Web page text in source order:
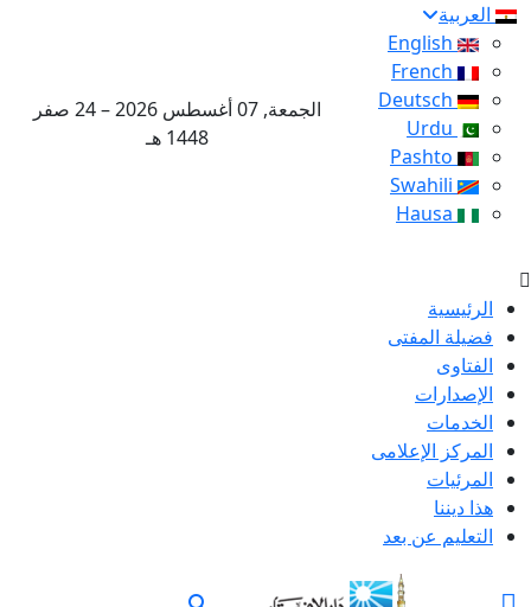
العربية
الجمعة, 07 أغسطس 2026 – 24 صفر
1448 هـ
الرئيسية
فضيلة المفتى
الفتاوى
الإصدارات
الخدمات
المركز الإعلامى
المرئيات
هذا ديننا
التعليم عن بعد